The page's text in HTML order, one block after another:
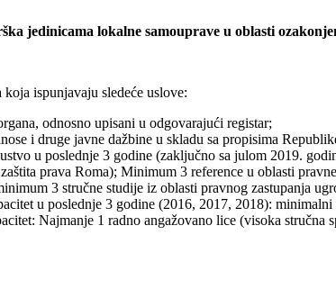
jedinicama lokalne samouprave u oblasti
ispunjavaju sledeće uslove:
odnosno upisani u odgovarajući registar;
i druge javne dažbine u skladu sa propisima
u poslednje 3 godine (zaključno sa julom 2019.
prava Roma); Minimum 3 reference u oblasti
3 stručne studije iz oblasti pravnog zastupanja
u poslednje 3 godine (2016, 2017, 2018):
Najmanje 1 radno angažovano lice (visoka